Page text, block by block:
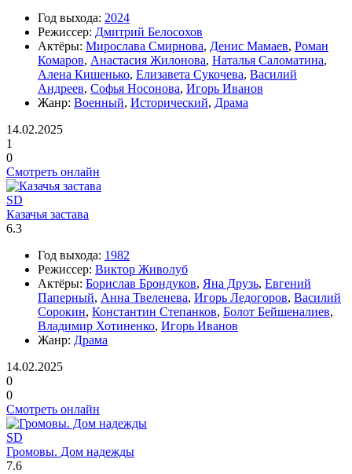
Год выхода: 2024
Режиссер: Дмитрий Белосохов
Актёры: Мирослава Смирнова, Денис Мамаев, Роман
Комаров, Анастасия Жилонова, Наталья Саломатина,
Алена Кишенько, Елизавета Сукочева, Василий
Андреев, Софья Носонова, Игорь Иванов
Жанр: Военный, Исторический, Драма
14.02.2025
1
0
Смотреть онлайн
SD
Казачья застава
6.3
Год выхода: 1982
Режиссер: Виктор Живолуб
Актёры: Борислав Брондуков, Яна Друзь, Евгений
Паперный, Анна Твеленева, Игорь Ледогоров, Василий
Сорокин, Константин Степанков, Болот Бейшеналиев,
Владимир Хотиненко, Игорь Иванов
Жанр: Драма
14.02.2025
0
0
Смотреть онлайн
SD
Громовы. Дом надежды
7.6